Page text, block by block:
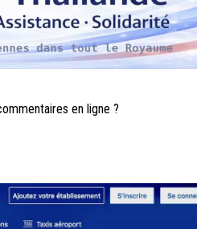
Thaïlande
en ligne ?